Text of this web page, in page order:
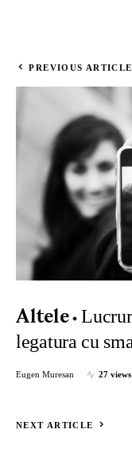
PREVIOUS ARTICLE
Altele
legatura cu
Eugen Muresan 27 views
NEXT ARTICLE